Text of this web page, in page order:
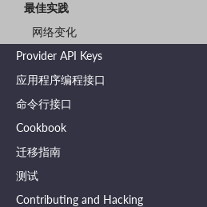
最佳实践
网络变化
Provider API Keys
应用程序编程接口
命令行接口
Cookbook
迁移指南
测试
Contributing and Hacking